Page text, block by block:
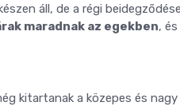
áll, de a régi
maradnak az egekben,
kitartanak a közepes és